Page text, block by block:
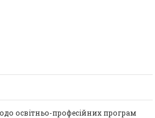
освітньо-професійних програм